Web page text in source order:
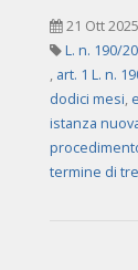
21 Ott 2025
L. n. 190/
, art. 1 L. n.
dodici mesi,
istanza
termine di